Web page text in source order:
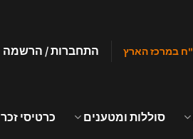
התחברות / הרשמה
סוללות ומטענים כרטיסי